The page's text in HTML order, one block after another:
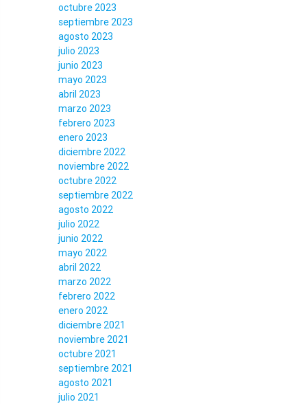
octubre 2023
septiembre 2023
agosto 2023
julio 2023
junio 2023
mayo 2023
abril 2023
marzo 2023
febrero 2023
enero 2023
diciembre 2022
noviembre 2022
octubre 2022
septiembre 2022
agosto 2022
julio 2022
junio 2022
mayo 2022
abril 2022
marzo 2022
febrero 2022
enero 2022
diciembre 2021
noviembre 2021
octubre 2021
septiembre 2021
agosto 2021
julio 2021